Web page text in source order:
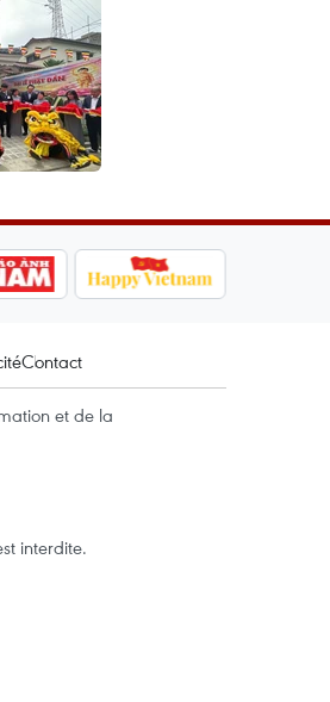
Contact
et de la
interdite.